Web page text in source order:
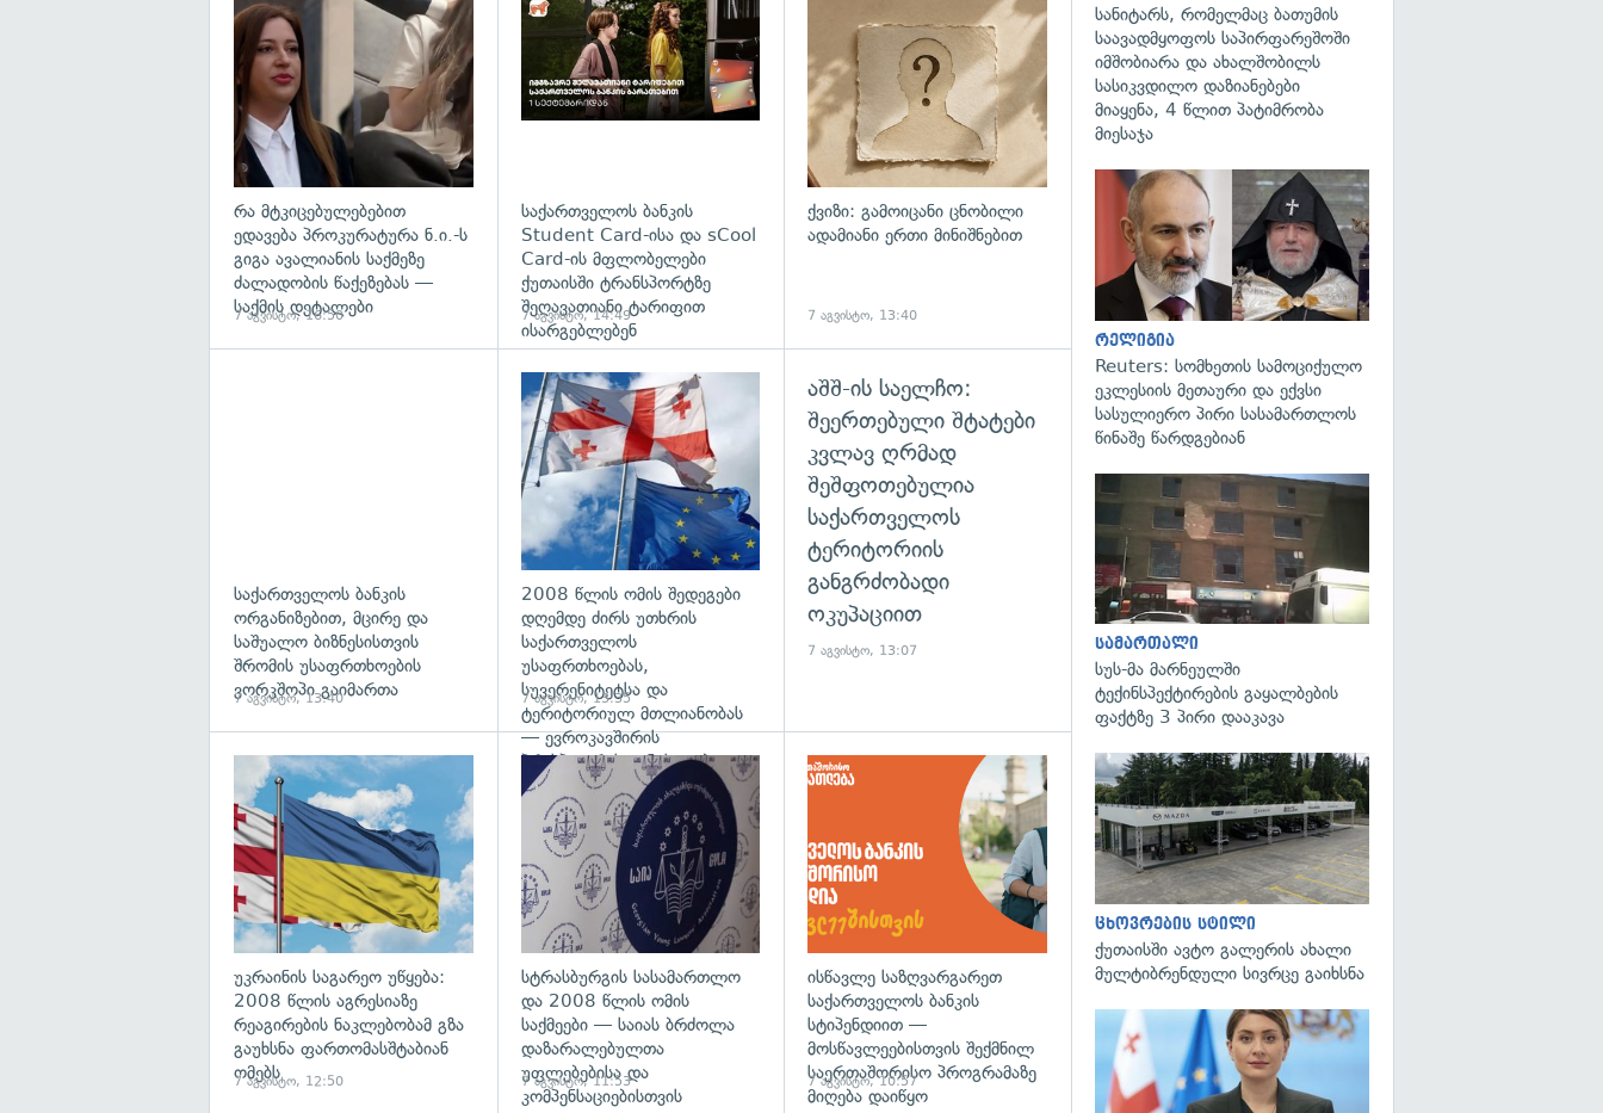
გადახედვა
რა მტკიცებულებებით
ედავება პროკურატურა ნ.ი.-ს
გიგა ავალიანის საქმეზე
ძალადობის წაქეზებას —
საქმის დეტალები
7 აგვისტო, 16:50
საქართველოს ბანკის
Student Card-ისა და sCool
Card-ის მფლობელები
ქუთაისში ტრანსპორტზე
შეღავათიანი ტარიფით
ისარგებლებენ
7 აგვისტო, 14:49
ქვიზი: გამოიცანი ცნობილი
ადამიანი ერთი მინიშნებით
7 აგვისტო, 13:40
საქართველოს ბანკის
ორგანიზებით, მცირე და
საშუალო ბიზნესისთვის
შრომის უსაფრთხოების
ვორკშოპი გაიმართა
7 აგვისტო, 13:40
გადახედვა
2008 წლის ომის შედეგები
დღემდე ძირს უთხრის
საქართველოს
უსაფრთხოებას,
სუვერენიტეტსა და
ტერიტორიულ მთლიანობას
— ევროკავშირის
პრესპიკერის განცხადება
7 აგვისტო, 13:35
აშშ-ის საელჩო:
შეერთებული შტატები
კვლავ ღრმად
შეშფოთებულია
საქართველოს
ტერიტორიის
განგრძობადი
ოკუპაციით
7 აგვისტო, 13:07
გადახედვა
უკრაინის საგარეო უწყება:
2008 წლის აგრესიაზე
რეაგირების ნაკლებობამ გზა
გაუხსნა ფართომასშტაბიან
ომებს
7 აგვისტო, 12:50
გადახედვა
სტრასბურგის სასამართლო
და 2008 წლის ომის
საქმეები — საიას ბრძოლა
დაზარალებულთა
უფლებებისა და
კომპენსაციებისთვის
7 აგვისტო, 11:53
ისწავლე საზღვარგარეთ
საქართველოს ბანკის
სტიპენდიით —
მოსწავლეებისთვის შექმნილ
საერთაშორისო პროგრამაზე
მიღება დაიწყო
7 აგვისტო, 10:57
სანიტარს, რომელმაც ბათუმის
საავადმყოფოს საპირფარეშოში
იმშობიარა და ახალშობილს
სასიკვდილო დაზიანებები
მიაყენა, 4 წლით პატიმრობა
მიესაჯა
რელიგია
Reuters: სომხეთის სამოციქულო
ეკლესიის მეთაური და ექვსი
სასულიერო პირი სასამართლოს
წინაშე წარდგებიან
სამართალი
სუს-მა მარნეულში
ტექინსპექტირების გაყალბების
ფაქტზე 3 პირი დააკავა
ცხოვრების სტილი
ქუთაისში ავტო გალერის ახალი
მულტიბრენდული სივრცე გაიხსნა